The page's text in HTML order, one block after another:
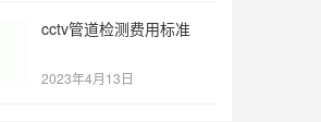
cctv管道检测费用标准
2023年4月13日